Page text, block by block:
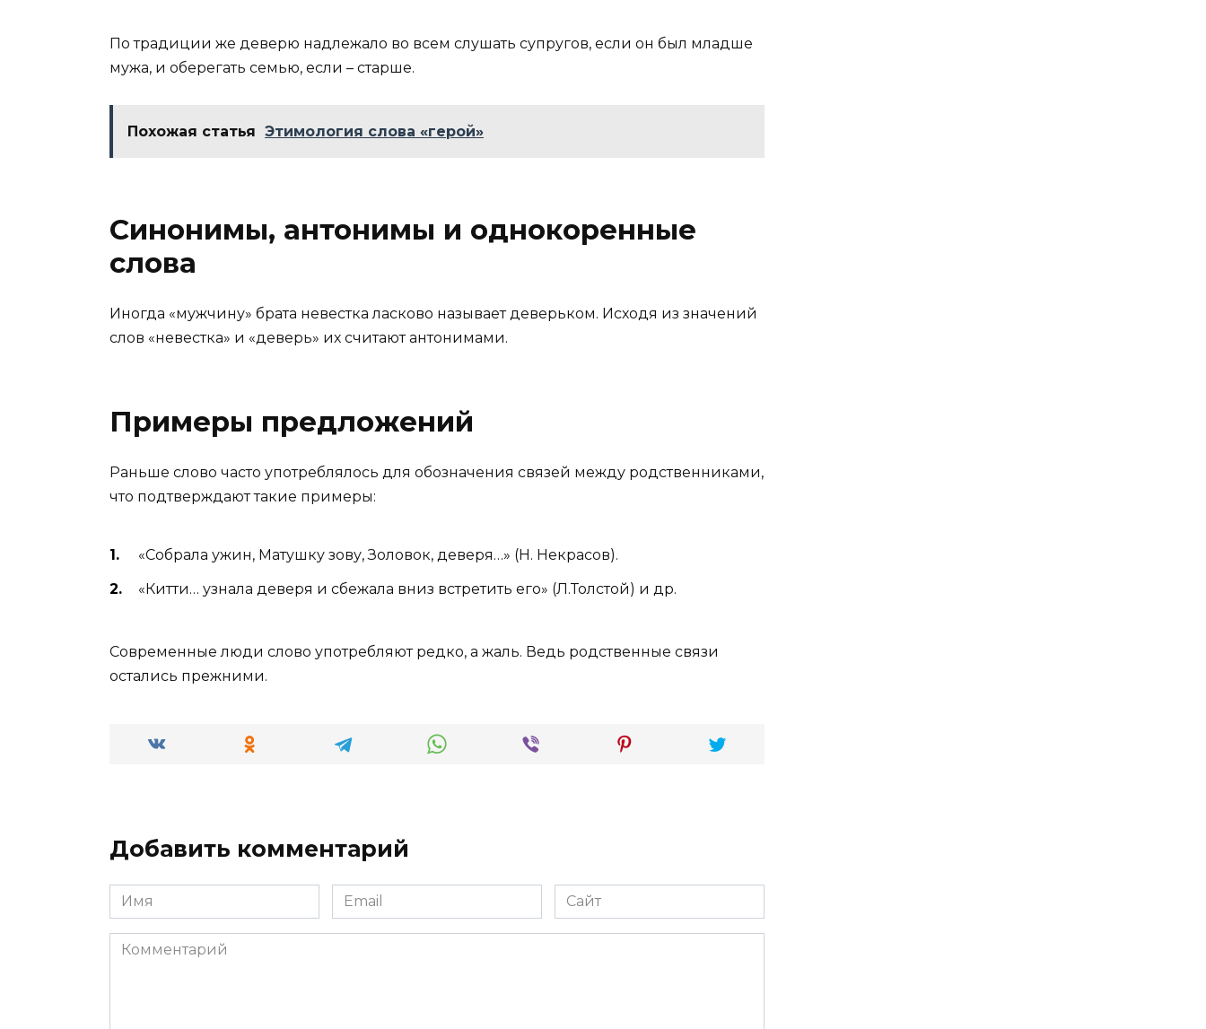
По традиции же деверю надлежало во всем слушать супругов, если он был младше
мужа, и оберегать семью, если – старше.
Похожая статья Этимология слова «герой»
Синонимы, антонимы и однокоренные
слова
Иногда «мужчину» брата невестка ласково называет деверьком. Исходя из значений
слов «невестка» и «деверь» их считают антонимами.
Примеры предложений
Раньше слово часто употреблялось для обозначения связей между родственниками,
что подтверждают такие примеры:
«Собрала ужин, Матушку зову, Золовок, деверя…» (Н. Некрасов).
«Китти… узнала деверя и сбежала вниз встретить его» (Л.Толстой) и др.
Современные люди слово употребляют редко, а жаль. Ведь родственные связи
остались прежними.
Добавить комментарий
Имя
*
Email
*
Сайт
Комментарий